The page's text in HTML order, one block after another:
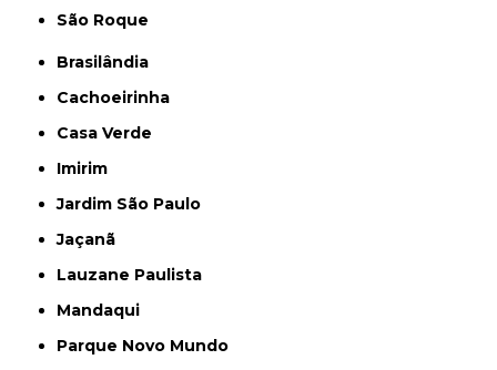
São Roque
Brasilândia
Cachoeirinha
Casa Verde
Imirim
Jardim São Paulo
Jaçanã
Lauzane Paulista
Mandaqui
Parque Novo Mundo